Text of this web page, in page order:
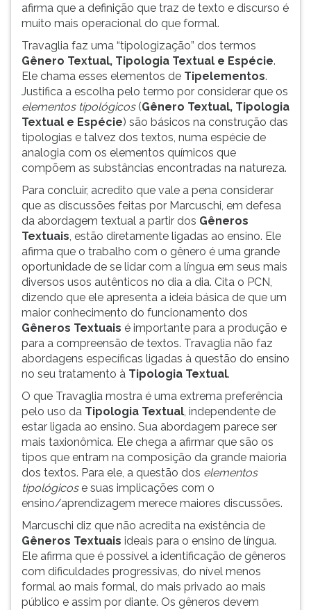
afirma que a definição que traz de texto e discurso é
muito mais operacional do que formal.
Travaglia faz uma “tipologização” dos termos
Gênero Textual, Tipologia Textual e Espécie.
Ele chama esses elementos de Tipelementos.
Justifica a escolha pelo termo por considerar que os
elementos tipológicos(Gênero Textual, Tipologia
Textual e Espécie) são básicos na construção das
tipologias e talvez dos textos, numa espécie de
analogia com os elementos químicos que
compõem as substâncias encontradas na natureza.
Para concluir, acredito que vale a pena considerar
que as discussões feitas por Marcuschi, em defesa
da abordagem textual a partir dos Gêneros
Textuais, estão diretamente ligadas ao ensino. Ele
afirma que o trabalho com o gênero é uma grande
oportunidade de se lidar com a língua em seus mais
diversos usos autênticos no dia a dia. Cita o PCN,
dizendo que ele apresenta a ideia básica de que um
maior conhecimento do funcionamento dos
Gêneros Textuais é importante para a produção e
para a compreensão de textos. Travaglia não faz
abordagens específicas ligadas à questão do ensino
no seu tratamento à Tipologia Textual.
O que Travaglia mostra é uma extrema preferência
pelo uso da Tipologia Textual, independente de
estar ligada ao ensino. Sua abordagem parece ser
mais taxionômica. Ele chega a afirmar que são os
tipos que entram na composição da grande maioria
dos textos. Para ele, a questão dos elementos
tipológicose suas implicações com o
ensino/aprendizagem merece maiores discussões.
Marcuschi diz que não acredita na existência de
Gêneros Textuais ideais para o ensino de língua.
Ele afirma que é possível a identificação de gêneros
com dificuldades progressivas, do nível menos
formal ao mais formal, do mais privado ao mais
público e assim por diante. Os gêneros devem